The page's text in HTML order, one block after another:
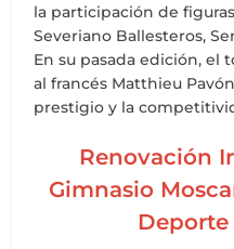
la participación de
Severiano Ballesteros,
En su pasada edición, el
al francés Matthieu
prestigio y la
Renovación
Gimnasio